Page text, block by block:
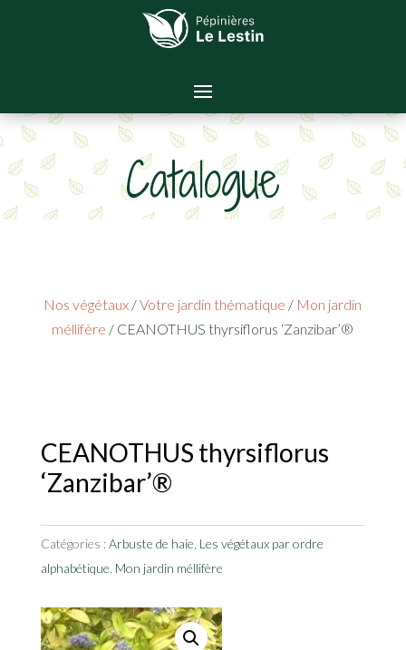
Catalogue
Nos végétaux /Votre jardin thématique / Mon jardin
méllifère / CEANOTHUS thyrsiflorus ‘Zanzibar’®
CEANOTHUS thyrsiflorus
‘Zanzibar’®
Catégories :Arbuste de haie Les végétaux par ordre
alphabétique Mon jardin méllifère